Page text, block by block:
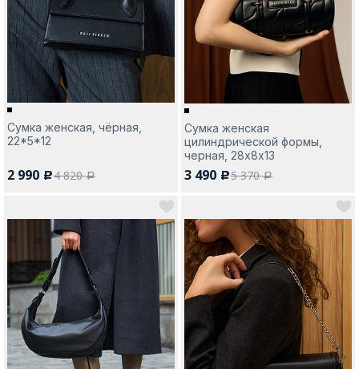
Да, все верно Изменить город
Покупателям
Сумка женская, чёрная,
22*5*12
2 990 c4 820a
Сумка женская
цилиндрической формы,
черная, 28х8х13
3 490 c5 370a